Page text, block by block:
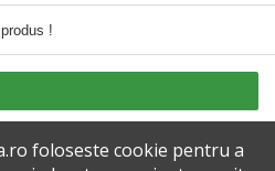
!
foloseste cookie pentru a